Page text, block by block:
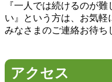
『一人では続けるのが
い』という方は、お気軽
みなさまのご連絡お待ち
アクセス